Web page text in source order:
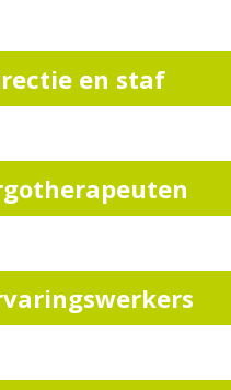
en staf